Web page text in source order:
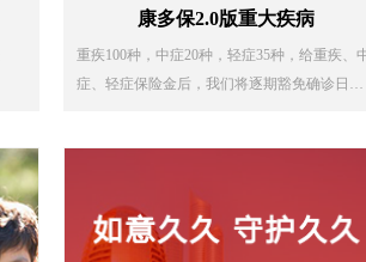
康多保2.0版重大疾病
重疾100种，中症20种，轻症35种，给重疾、
症、轻症保险金后，我们将逐期豁免确诊日后